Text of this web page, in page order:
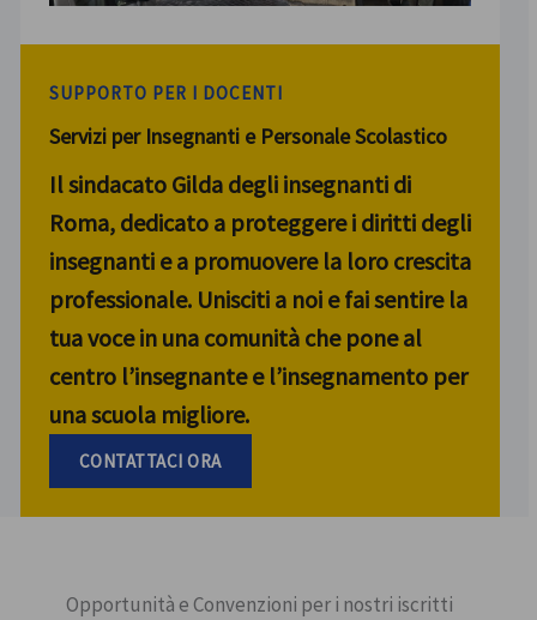
SUPPORTO PER I DOCENTI
Servizi per Insegnanti e Personale Scolastico
Il sindacato Gilda degli insegnanti di
Roma, dedicato a proteggere i diritti degli
insegnanti e a promuovere la loro crescita
professionale. Unisciti a noi e fai sentire la
tua voce in una comunità che pone al
centro l’insegnante e l’insegnamento per
una scuola migliore.
CONTATTACI ORA
Opportunità e Convenzioni per i nostri iscritti